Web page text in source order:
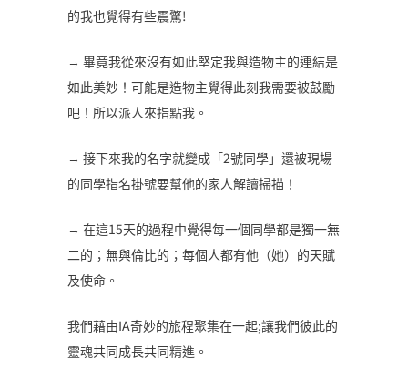
的我也覺得有些震驚!
→ 畢竟我從來沒有如此堅定我與造物主的連結是
如此美妙！可能是造物主覺得此刻我需要被鼓勵
吧！所以派人來指點我。
→ 接下來我的名字就變成「2號同學」還被現場
的同學指名掛號要幫他的家人解讀掃描！
→ 在這15天的過程中覺得每一個同學都是獨一無
二的；無與倫比的；每個人都有他（她）的天賦
及使命。
我們藉由IA奇妙的旅程聚集在一起;讓我們彼此的
靈魂共同成長共同精進。